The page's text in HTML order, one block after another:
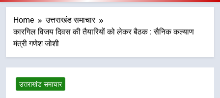
Home
उत्तराखंड समाचार
कारगिल विजय दिवस की तैयारियों को लेकर बैठक : सैनिक कल्याण
मंत्री गणेश जोशी
उत्तराखंड समाचार